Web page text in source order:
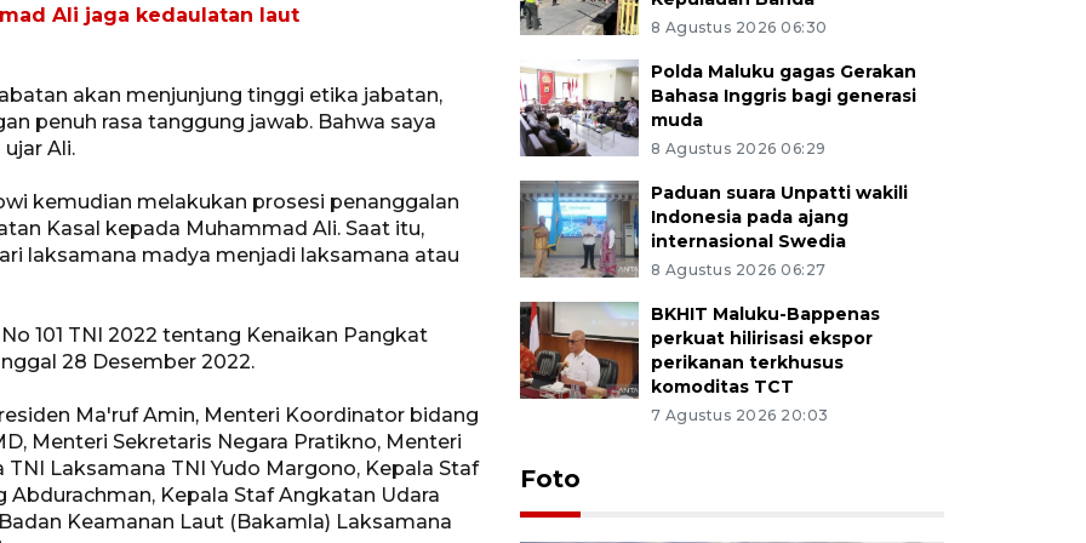
Ali jaga kedaulatan laut
akan menjunjung tinggi etika jabatan,
penuh rasa tanggung jawab. Bahwa saya
Ali.
kemudian melakukan prosesi penanggalan
Kasal kepada Muhammad Ali. Saat itu,
laksamana madya menjadi laksamana atau
101 TNI 2022 tentang Kenaikan Pangkat
28 Desember 2022.
Ma'ruf Amin, Menteri Koordinator bidang
Menteri Sekretaris Negara Pratikno, Menteri
Laksamana TNI Yudo Margono, Kepala Staf
Kepala Staf Angkatan Udara
Keamanan Laut (Bakamla) Laksamana
8 Agustus 2026 06:30
Polda Maluku gagas Gerakan
Bahasa Inggris bagi generasi
muda
8 Agustus 2026 06:29
Paduan suara Unpatti wakili
Indonesia pada ajang
internasional Swedia
8 Agustus 2026 06:27
BKHIT Maluku-Bappenas
perkuat hilirisasi ekspor
perikanan terkhusus
komoditas TCT
7 Agustus 2026 20:03
Foto